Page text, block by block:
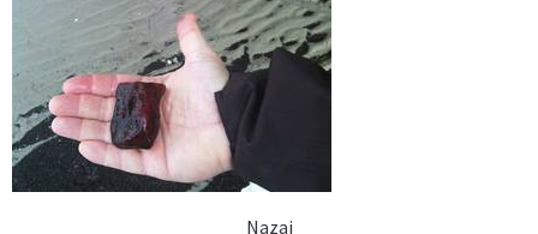
Nazaj